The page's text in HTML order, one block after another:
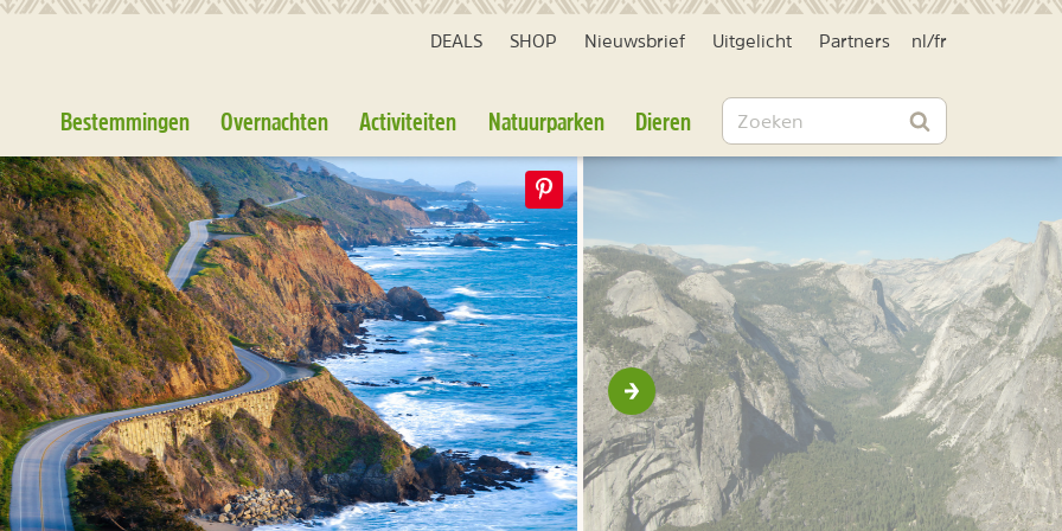
DEALS SHOP Nieuwsbrief Uitgelicht Partners nl /fr
Bestemmingen Overnachten Activiteiten Natuurparken Dieren Zoeken
Zoeken
Volgende